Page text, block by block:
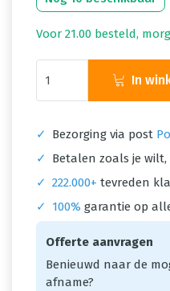
Voor 21.00 besteld,
In
✓ Bezorging via post
✓
Betalen zoals je wilt,
✓ 222.000+ tevreden
✓
100% garantie op
Offerte aanvragen
Benieuwd naar de
afname?